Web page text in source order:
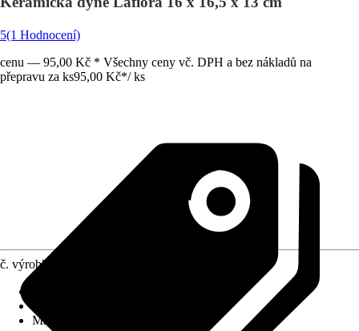
5(1 Hodnocení)
cenu — 95,00 Kč * Všechny ceny vč. DPH a bez nákladů na
přepravu za ks95,00 Kč*/ ks
č. výrobku
Materiál